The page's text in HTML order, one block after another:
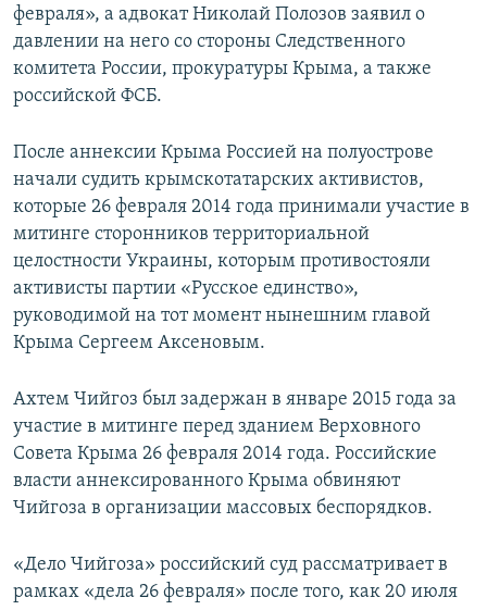
февраля», а адвокат Николай Полозов заявил о
давлении на него со стороны Следственного
комитета России, прокуратуры Крыма, а также
российской ФСБ.
После аннексии Крыма Россией на полуострове
начали судить крымскотатарских активистов,
которые 26 февраля 2014 года принимали участие в
митинге сторонников территориальной
целостности Украины, которым противостояли
активисты партии «Русское единство»,
руководимой на тот момент нынешним главой
Крыма Сергеем Аксеновым.
​Ахтем Чийгоз был задержан в январе 2015 года за
участие в митинге перед зданием Верховного
Совета Крыма 26 февраля 2014 года. Российские
власти аннексированного Крыма обвиняют
Чийгоза в организации массовых беспорядков.
«Дело Чийгоза» российский суд рассматривает в
рамках «дела 26 февраля» после того, как 20 июля